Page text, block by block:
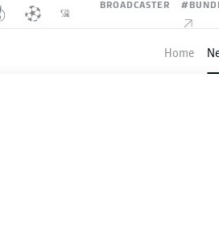
BROADCASTER
Home